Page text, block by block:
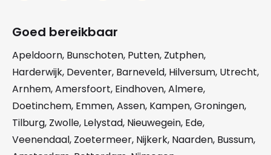
Goed bereikbaar
Apeldoorn, Bunschoten, Putten, Zutphen,
Harderwijk, Deventer, Barneveld, Hilversum, Utrecht,
Arnhem,Amersfoort, Eindhoven,Almere,
Doetinchem, Emmen,Assen, Kampen,Groningen,
Tilburg, Zwolle, Lelystad, Nieuwegein, Ede,
Veenendaal, Zoetermeer, Nijkerk, Naarden, Bussum,